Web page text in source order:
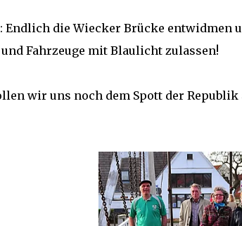
Endlich die Wiecker Brücke entwidmen
Fahrzeuge mit Blaulicht zulassen!
wir uns noch dem Spott der Republik